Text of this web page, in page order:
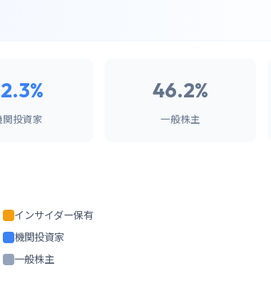
関投資家
46.2%
一般株主
インサイダー保有
機関投資家
一般株主